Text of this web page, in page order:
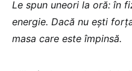
Le spun uneori la oră: în
energie. Dacă nu ești
masa care este împinsă.